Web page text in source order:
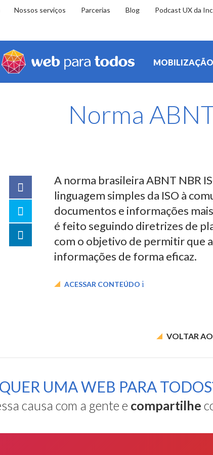
Nossos serviços Parcerias Blog Podcast UX da
MOBILIZAÇÃO
Norma
Facebook
Twitter
LinkedIn
compartilhar
A norma brasileira ABNT NBR
linguagem simples da ISO à
documentos e informações
é feito seguindo diretrizes de
com o objetivo de permitir que
informações de forma eficaz.
ACESSAR CONTEÚDO
VOLTAR AO
UMA WEB PARA
causa com a gente e compartilhe